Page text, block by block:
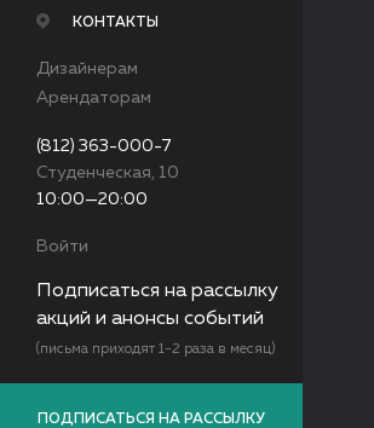
КОНТАКТЫ
Дизайнерам
Арендаторам
(812) 363-000-7
Студенческая, 10
10:00—20:00
Войти
Подписаться на рассылку
акций и анонсы событий
(письма приходят 1-2 раза в месяц)
ПОДПИСАТЬСЯ НА РАССЫЛКУ